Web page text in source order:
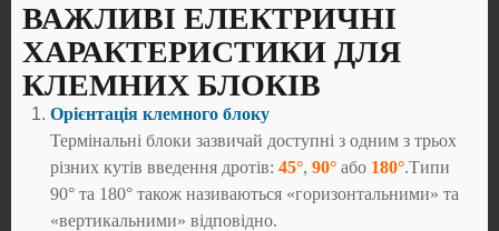
ВАЖЛИВІ ЕЛЕКТРИЧНІ
ХАРАКТЕРИСТИКИ ДЛЯ
КЛЕМНИХ БЛОКІВ
Орієнтація клемного блоку
Термінальні блоки зазвичай доступні з одним з трьох
різних кутів введення дротів: 45°, 90° або 180°.Типи
90° та 180° також називаються «горизонтальними» та
«вертикальними» відповідно.